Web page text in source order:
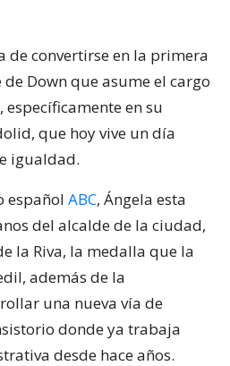
de convertirse en la primera
Down que asume el cargo
específicamente en su
que hoy vive un día
igualdad.
español ABC, Ángela esta
del alcalde de la ciudad,
la Riva, la medalla que la
además de la
una nueva vía de
donde ya trabaja
desde hace años.